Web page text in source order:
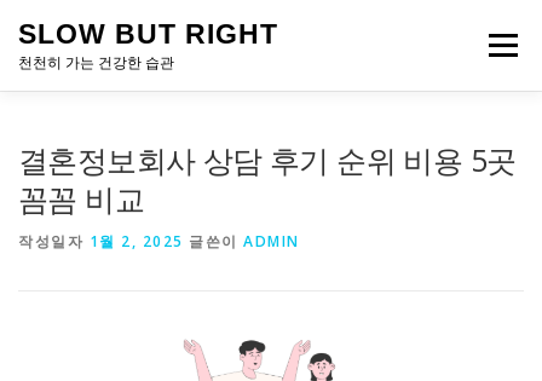
SLOW BUT RIGHT
천천히 가는 건강한 습관
메뉴
결혼정보회사 상담 후기 순위 비용 5곳
꼼꼼 비교
작성일자 1월 2, 2025 글쓴이 ADMIN